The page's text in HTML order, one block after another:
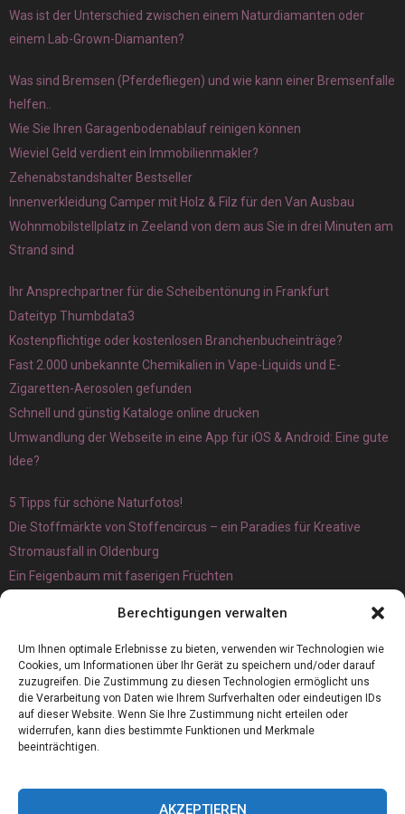
Berechtigungen verwalten
Um Ihnen optimale Erlebnisse zu bieten, verwenden wir Technologien wie
Cookies, um Informationen über Ihr Gerät zu speichern und/oder darauf
zuzugreifen. Die Zustimmung zu diesen Technologien ermöglicht uns
die Verarbeitung von Daten wie Ihrem Surfverhalten oder eindeutigen IDs
auf dieser Website. Wenn Sie Ihre Zustimmung nicht erteilen oder
widerrufen, kann dies bestimmte Funktionen und Merkmale
beeinträchtigen.
AKZEPTIEREN
Was ist der Unterschied zwischen einem Naturdiamanten oder
einem Lab-Grown-Diamanten?
Was sind Bremsen (Pferdefliegen) und wie kann einer Bremsenfalle
helfen..
Wie Sie Ihren Garagenbodenablauf reinigen können
Wieviel Geld verdient ein Immobilienmakler?
Zehenabstandshalter Bestseller
Innenverkleidung Camper mit Holz & Filz für den Van Ausbau
Wohnmobilstellplatz in Zeeland von dem aus Sie in drei Minuten am
Strand sind
Ihr Ansprechpartner für die Scheibentönung in Frankfurt
Dateityp Thumbdata3
Kostenpflichtige oder kostenlosen Branchenbucheinträge?
Fast 2.000 unbekannte Chemikalien in Vape-Liquids und E-
Zigaretten-Aerosolen gefunden
Schnell und günstig Kataloge online drucken
Umwandlung der Webseite in eine App für iOS & Android: Eine gute
Idee?
5 Tipps für schöne Naturfotos!
Die Stoffmärkte von Stoffencircus – ein Paradies für Kreative
Stromausfall in Oldenburg
Ein Feigenbaum mit faserigen Früchten
Magnetangeln